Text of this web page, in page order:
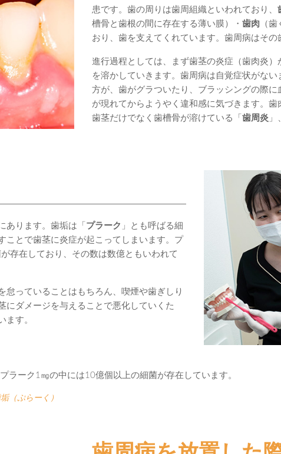
患です。歯の周りは歯周組織といわれており、
槽骨と歯根の間に存在する薄い膜）・ 歯肉 （歯
おり、歯を支えてくれています。歯周病はその
進行過程としては、まず歯茎の炎症（歯肉炎
を溶かしていきます。歯周病は自覚症状がな
方が、歯がグラついたり、ブラッシングの際
が現れてからようやく違和感に気づきます。歯
歯茎だけでなく歯槽骨が溶けている「 歯周炎
あります。歯垢は「 プラーク 」とも呼ばる細
ことで歯茎に炎症が起こってしまいます。プ
存在しており、その数は数億ともいわれて
っていることはもちろん、喫煙や歯ぎしり
にダメージを与えることで悪化していくた
ます。
ラーク1㎎の中には10億個以上の細菌が存在しています。
（ぷらーく）